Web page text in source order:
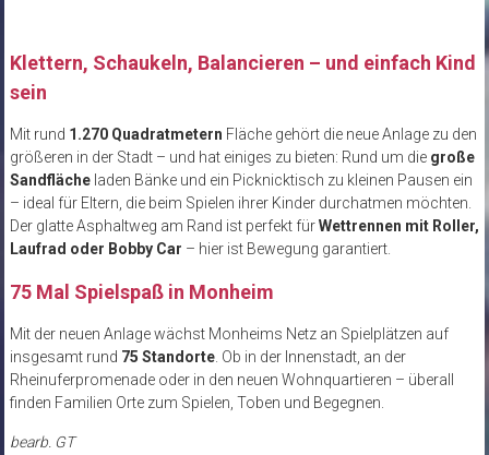
Klettern, Schaukeln, Balancieren – und einfach Kind
sein
Mit rund 1.270 Quadratmetern Fläche gehört die neue Anlage zu den
größeren in der Stadt – und hat einiges zu bieten: Rund um die große
Sandflächeladen Bänke und ein Picknicktisch zu kleinen Pausen ein
– ideal für Eltern, die beim Spielen ihrer Kinder durchatmen möchten.
Der glatte Asphaltweg am Rand ist perfekt fürWettrennen mit Roller,
Laufrad oder Bobby Car – hier ist Bewegung garantiert.
75 Mal Spielspaß in Monheim
Mit der neuen Anlage wächst Monheims Netz an Spielplätzen auf
insgesamt rund 75 Standorte. Ob in der Innenstadt, an der
Rheinuferpromenade oder in den neuen Wohnquartieren – überall
finden Familien Orte zum Spielen, Toben und Begegnen.
bearb. GT